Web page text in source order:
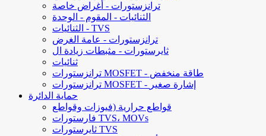
ترانزستورات - أغراض خاصة
الثنائيات - المقوم - الوحدة
الثنائيات - TVS
ترانزستورات - عامة الغرض
ثايرستورات - مثبطات زيادة ال
ثنائيات
ترانزستورات MOSFET - طاقة منخفض
ترانزستورات MOSFET - إشارة صغير
حماية الدائرة
قواطع حرارية (فيوزات وقواطع
فارستورات TVS، MOVs
ثايرستورات TVS